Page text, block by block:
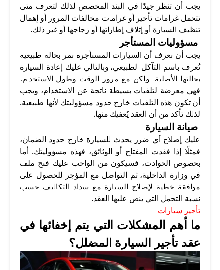
يجب أن تنظر جيدًا في البند المخصص لذلك لتعرف متى
تتحمل غرامات تأخير أو غرامات مخالفات المرور أو إهمال
تنظيف السيارة أو إتلاف إطاراتها أو زجاجها أو غير ذلك.
مسؤوليات المستأجر
يجب أن تعرف أن السيارات المستأجرة تمر بحالة طبيعية
تُعرف باسم التآكل الطبيعي، وبالتالي عليك إعادة السيارة
بحالتها الأصلية. ولكن مع مرور الوقت وطول الاستخدام،
فهي معرضة لتلفيات بسيطة ناتجة عن الاستخدام، ويجب
أن تكون هذه التلفيات خارج حدود مسؤوليتك لأنها طبيعية.
لذلك تأكد من أن العقد يُعفيك منها.
صيانة السيارة
عليك إصلاح أي ضرر يحدث للسيارة خارج حدود الضمان،
فمثلًا إذا فقدت المفتاح أو الوثائق، فهذه مسؤوليتك. أما
بخصوص الحوادث، فسيكون من الواجب عليك فتح ملف
في وزارة الداخلية، ثم التواصل مع المؤجر للحصول على
موافقة خطية لإصلاح السيارة مع سداد التكاليف حسب
نسبة التحمل التي ينص عليها العقد.
تأجير سيارات
ما أهم المشكلات التي يتم إخفائها في
عقد تأجير السيارة المضلل؟